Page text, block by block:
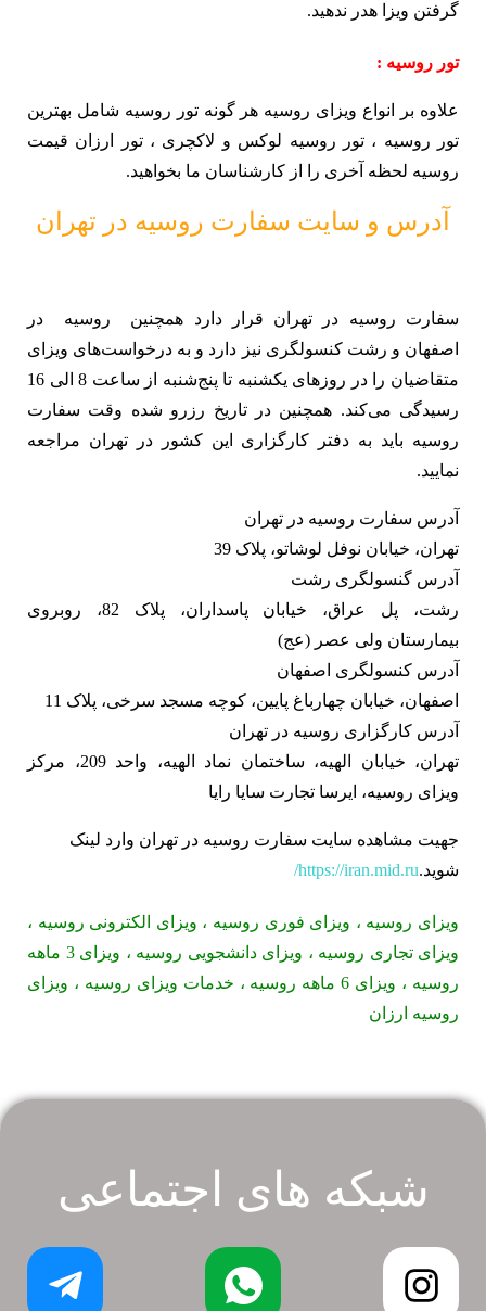
گرفتن ویزا هدر ندهید.
تور روسیه :
علاوه بر انواع ویزای روسیه هر گونه تور روسیه شامل بهترین
تور روسیه ، تور روسیه لوکس و لاکچری ، تور ارزان قیمت
روسیه لحظه آخری را از کارشناسان ما بخواهید.
آدرس و سایت سفارت روسیه در تهران
سفارت روسیه در تهران قرار دارد همچنین روسیه در
اصفهان و رشت کنسولگری نیز دارد و به درخواست‌های ویزای
متقاضیان را در روز‌های یکشنبه تا پنج‌شنبه از ساعت 8 الی 16
رسیدگی می‌کند. همچنین در تاریخ رزرو شده وقت سفارت
روسیه باید به دفتر کارگزاری این کشور در تهران مراجعه
نمایید.
آدرس سفارت روسیه در تهران
تهران، خیابان نوفل لوشاتو، پلاک 39
آدرس گنسولگری رشت
رشت، پل عراق، خیابان پاسداران، پلاک 82، روبروی
بیمارستان ولی عصر (عج)
آدرس کنسولگری اصفهان
اصفهان، خیابان چهارباغ پایین، کوچه مسجد سرخی، پلاک 11
آدرس کارگزاری روسیه در تهران
تهران، خیابان الهیه، ساختمان نماد الهیه، واحد 209، مرکز
ویزای روسیه، ایرسا تجارت سایا رایا
جهیت مشاهده سایت سفارت روسیه در تهران وارد لینک
شوید.https://iran.mid.ru/
ویزای روسیه ، ویزای فوری روسیه ، ویزای الکترونی روسیه ،
ویزای تجاری روسیه ، ویزای دانشجویی روسیه ، ویزای 3 ماهه
روسیه ، ویزای 6 ماهه روسیه ، خدمات ویزای روسیه ، ویزای
روسیه ارزان
شبکه های اجتماعی